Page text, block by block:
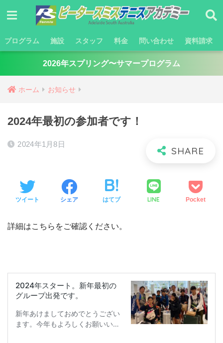
プログラム 施設 スタッフ 料金 問い合わせ 資料請求
2026年スプリング〜サマープログラム
ホーム お知らせ
2024年最初の参加者です！
2024年1月8日
ツイート シェア はてブ LINE Pocket
詳細はこちらをご確認ください。